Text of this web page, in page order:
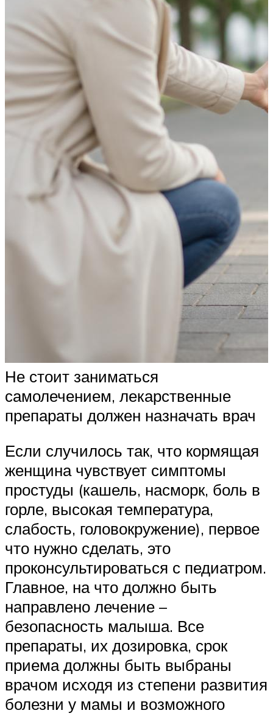
Не стоит заниматься
самолечением, лекарственные
препараты должен назначать врач
Если случилось так, что кормящая
женщина чувствует симптомы
простуды (кашель, насморк, боль в
горле, высокая температура,
слабость, головокружение), первое
что нужно сделать, это
проконсультироваться с педиатром.
Главное, на что должно быть
направлено лечение –
безопасность малыша. Все
препараты, их дозировка, срок
приема должны быть выбраны
врачом исходя из степени развития
болезни у мамы и возможного